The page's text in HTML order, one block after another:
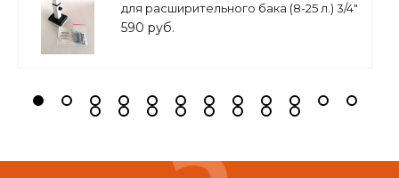
для расширительного бака (8-25 л.) 3/4"
белое, ASKON
590 руб.